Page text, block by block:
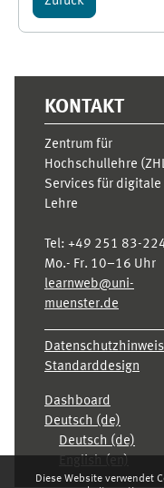
Diese Website verwendet
KONTAKT
Zentrum für
Hochschullehre
Services für digitale
Lehre
Tel: +49 251 83-
Mo.- Fr. 10–16 Uhr
learnweb@uni-
muenster.de
Datenschutzhinweis
Standarddesign
Dashboard
Deutsch ‎(de)‎
Deutsch ‎(de)‎